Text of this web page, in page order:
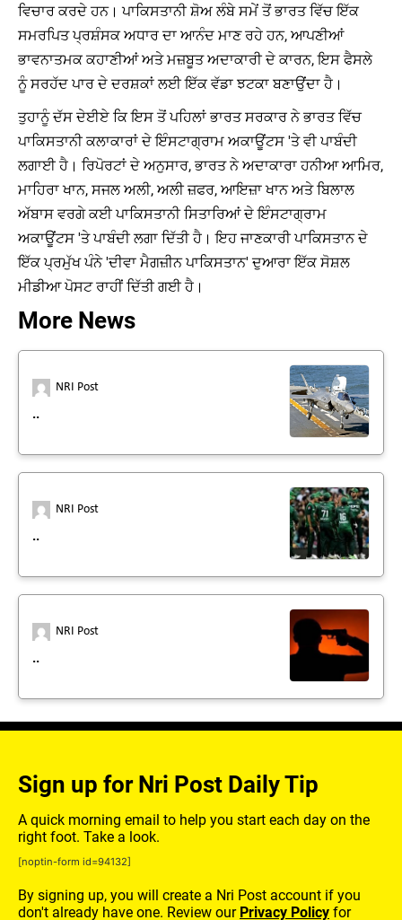
ਵਿਚਾਰ ਕਰਦੇ ਹਨ। ਪਾਕਿਸਤਾਨੀ ਸ਼ੋਅ ਲੰਬੇ ਸਮੇਂ ਤੋਂ ਭਾਰਤ ਵਿੱਚ ਇੱਕ
ਸਮਰਪਿਤ ਪ੍ਰਸ਼ੰਸਕ ਅਧਾਰ ਦਾ ਆਨੰਦ ਮਾਣ ਰਹੇ ਹਨ, ਆਪਣੀਆਂ
ਭਾਵਨਾਤਮਕ ਕਹਾਣੀਆਂ ਅਤੇ ਮਜ਼ਬੂਤ ​​ਅਦਾਕਾਰੀ ਦੇ ਕਾਰਨ, ਇਸ ਫੈਸਲੇ
ਨੂੰ ਸਰਹੱਦ ਪਾਰ ਦੇ ਦਰਸ਼ਕਾਂ ਲਈ ਇੱਕ ਵੱਡਾ ਝਟਕਾ ਬਣਾਉਂਦਾ ਹੈ।
ਤੁਹਾਨੂੰ ਦੱਸ ਦੇਈਏ ਕਿ ਇਸ ਤੋਂ ਪਹਿਲਾਂ ਭਾਰਤ ਸਰਕਾਰ ਨੇ ਭਾਰਤ ਵਿੱਚ
ਪਾਕਿਸਤਾਨੀ ਕਲਾਕਾਰਾਂ ਦੇ ਇੰਸਟਾਗ੍ਰਾਮ ਅਕਾਊਂਟਸ 'ਤੇ ਵੀ ਪਾਬੰਦੀ
ਲਗਾਈ ਹੈ। ਰਿਪੋਰਟਾਂ ਦੇ ਅਨੁਸਾਰ, ਭਾਰਤ ਨੇ ਅਦਾਕਾਰਾ ਹਨੀਆ ਆਮਿਰ,
ਮਾਹਿਰਾ ਖਾਨ, ਸਜਲ ਅਲੀ, ਅਲੀ ਜ਼ਫਰ, ਆਇਜ਼ਾ ਖਾਨ ਅਤੇ ਬਿਲਾਲ
ਅੱਬਾਸ ਵਰਗੇ ਕਈ ਪਾਕਿਸਤਾਨੀ ਸਿਤਾਰਿਆਂ ਦੇ ਇੰਸਟਾਗ੍ਰਾਮ
ਅਕਾਊਂਟਸ 'ਤੇ ਪਾਬੰਦੀ ਲਗਾ ਦਿੱਤੀ ਹੈ। ਇਹ ਜਾਣਕਾਰੀ ਪਾਕਿਸਤਾਨ ਦੇ
ਇੱਕ ਪ੍ਰਮੁੱਖ ਪੰਨੇ 'ਦੀਵਾ ਮੈਗਜ਼ੀਨ ਪਾਕਿਸਤਾਨ' ਦੁਆਰਾ ਇੱਕ ਸੋਸ਼ਲ
ਮੀਡੀਆ ਪੋਸਟ ਰਾਹੀਂ ਦਿੱਤੀ ਗਈ ਹੈ।
More News
NRI Post
..
NRI Post
..
NRI Post
..
Sign up for Nri Post Daily Tip
A quick morning email to help you start each day on the
right foot. Take a look.
[noptin-form id=94132]
By signing up, you will create a Nri Post account if you
don't already have one. Review our Privacy Policy for